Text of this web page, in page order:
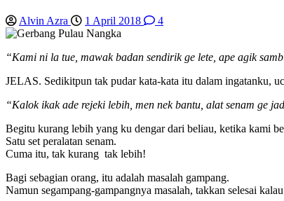
Alvin Azra 1 April 2018 4
“Kami ni la tue, mawak badan sendirik ge lete, ape agik
JELAS. Sedikitpun tak pudar kata-kata itu dalam ingatanku,
“Kalok ikak ade rejeki lebih, men nek bantu, alat senam ge
Begitu kurang lebih yang ku dengar dari beliau, ketika kami
Satu set peralatan senam.
Cuma itu, tak kurang tak lebih!
Bagi sebagian orang, itu adalah masalah gampang.
Namun segampang-gampangnya masalah, takkan selesai